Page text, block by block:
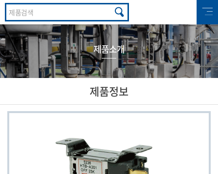
제품소개
제품정보